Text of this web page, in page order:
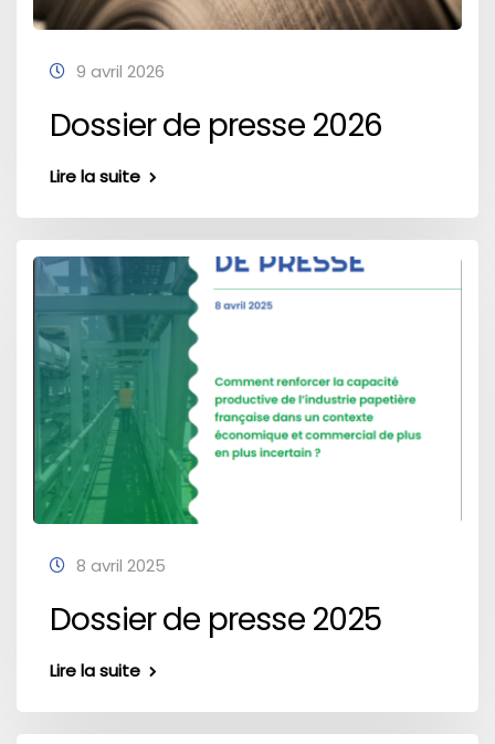
9 avril 2026
Dossier de presse 2026
Lire la suite
8 avril 2025
Dossier de presse 2025
Lire la suite